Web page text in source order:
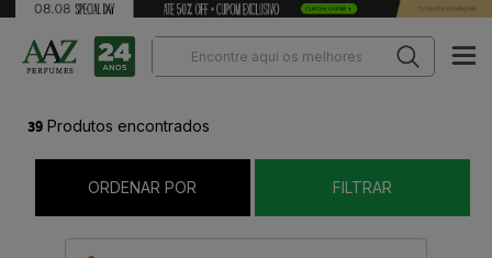
39 Produtos encontrados
ORDENAR POR FILTRAR